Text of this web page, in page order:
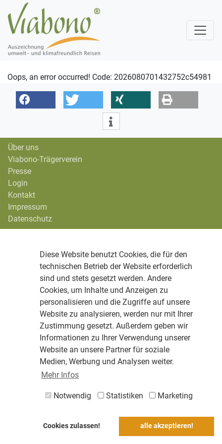
Diese Website benutzt Cookies, die für den
technischen Betrieb der Website erforderlich
sind und stets gesetzt werden. Andere
Cookies, um Inhalte und Anzeigen zu
personalisieren und die Zugriffe auf unsere
Website zu analysieren, werden nur mit Ihrer
Zustimmung gesetzt. Außerdem geben wir
Informationen zu Ihrer Verwendung unserer
Website an unsere Partner für soziale
Medien, Werbung und Analysen weiter.
Mehr Infos
Notwendig Statistiken Marketing
Cookies zulassen! alle akzeptieren!
Oops, an error occurred! Code: 2026080701432752c54981
Über uns
Viabono-Trägerverein
Presse
Login
Kontakt
Impressum
Datenschutz